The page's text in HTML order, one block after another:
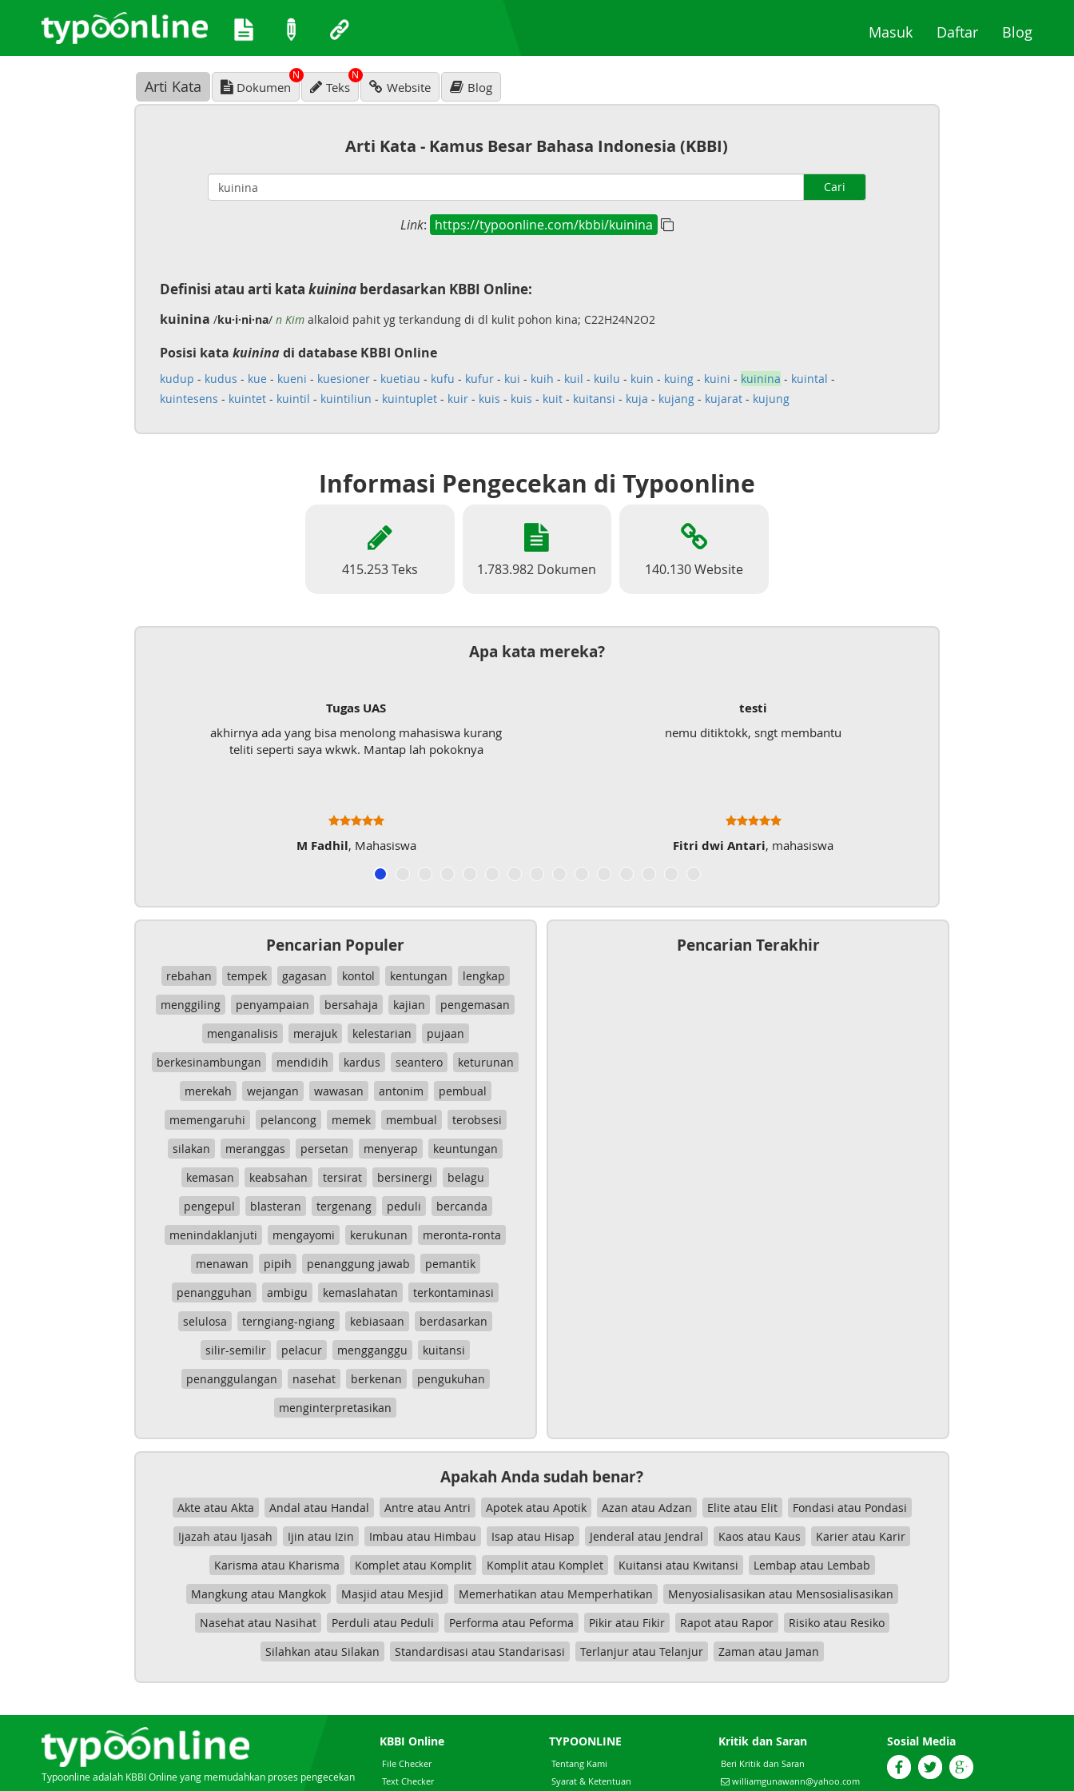
Masuk(current)
Daftar(current)
Blog
Arti Kata Dokumen
N
Teks
N
Website Blog
Arti Kata - Kamus Besar Bahasa Indonesia (KBBI)
Cari
Link: https://typoonline.com/kbbi/kuinina
Definisi atau arti kata kuininaberdasarkan KBBI Online:
kuinina /ku·i·ni·na/ n Kimalkaloid pahit yg terkandung di dl kulit pohon kina; C22H24N2O2
Posisi kata kuininadi database KBBI Online
kudup - kudus - kue - kueni - kuesioner- kuetiau - kufu - kufur- kui - kuih - kuil - kuilu - kuin - kuing- kuini - kuinina - kuintal -
kuintesens - kuintet- kuintil - kuintiliun - kuintuplet- kuir- kuis - kuis - kuit- kuitansi - kuja - kujang- kujarat- kujung
Informasi Pengecekan di Typoonline
415.253 Teks 1.783.982 Dokumen 140.130 Website
Apa kata mereka?
Tugas UAS
akhirnya ada yang bisa menolong mahasiswa kurang
teliti seperti saya wkwk. Mantap lah pokoknya
M Fadhil, Mahasiswa
testi
nemu ditiktokk, sngt membantu
Fitri dwi Antari, mahasiswa
Pencarian Populer
rebahan tempek gagasan kontol kentungan
lengkap
menggiling
penyampaian bersahaja kajian
pengemasan
menganalisis
merajuk kelestarian
pujaan
berkesinambungan
mendidih kardus seantero
keturunan
merekah
wejangan wawasan antonim
pembual
memengaruhi
pelancong memek membual
terobsesi
silakan
meranggas persetan menyerap
keuntungan
kemasan
keabsahan tersirat bersinergi
belagu
pengepul
blasteran tergenang peduli
bercanda
menindaklanjuti
mengayomi kerukunan
meronta-ronta
menawan
pipih penanggung jawab
pemantik
penangguhan
ambigu kemaslahatan
terkontaminasi
selulosa
terngiang-ngiang kebiasaan
berdasarkan
silir-semilir
pelacur mengganggu
kuitansi
penanggulangan
nasehat berkenan
pengukuhan
menginterpretasikan
Pencarian Terakhir
Apakah Anda sudah benar?
Akte atau Akta Andal atau Handal Antre atau Antri Apotek atau Apotik Azan atau Adzan Elite atau Elit
Fondasi atau Pondasi
Ijazah atau Ijasah
Ijin atau Izin Imbau atau Himbau Isap atau Hisap Jenderal atau Jendral Kaos atau Kaus
Karier atau Karir
Karisma atau Kharisma
Komplet atau Komplit Komplit atau Komplet Kuitansi atau Kwitansi
Lembap atau Lembab
Mangkung atau Mangkok
Masjid atau Mesjid Memerhatikan atau Memperhatikan
Menyosialisasikan atau Mensosialisasikan
Nasehat atau Nasihat
Perduli atau Peduli Performa atau Peforma Pikir atau Fikir Rapot atau Rapor
Risiko atau Resiko
Silahkan atau Silakan
Standardisasi atau Standarisasi Terlanjur atau Telanjur Zaman atau Jaman
Typoonline adalah KBBI Online yang memudahkan proses pengecekan
KBBI Online
File Checker
Text Checker
TYPOONLINE
Tentang Kami
Syarat & Ketentuan
Kritik dan Saran
Beri Kritik dan Saran
williamgunawann@yahoo.com
Sosial Media